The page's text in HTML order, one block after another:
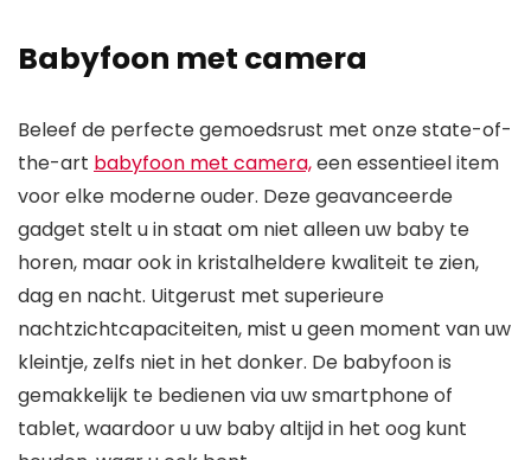
Babyfoon met camera
Beleef de perfecte gemoedsrust met onze state-of-
the-art babyfoon met camera,een essentieel item
voor elke moderne ouder. Deze geavanceerde
gadget stelt u in staat om niet alleen uw baby te
horen, maar ook in kristalheldere kwaliteit te zien,
dag en nacht. Uitgerust met superieure
nachtzichtcapaciteiten, mist u geen moment van uw
kleintje, zelfs niet in het donker. De babyfoon is
gemakkelijk te bedienen via uw smartphone of
tablet, waardoor u uw baby altijd in het oog kunt